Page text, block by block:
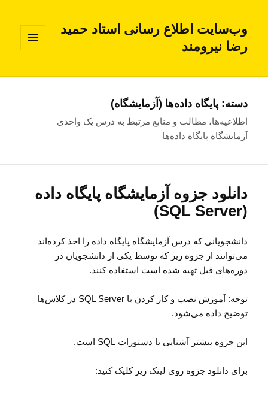
وب‌سایت اطلاع رسانی استاد حمید
رضا نیرومند
دسته:پایگاه داده‌ها (آزمایشگاه)
اطلاعیه‌ها، مطالب و منابع مرتبط به درس یک واحدی
آزمایشگاه پایگاه داده‌ها
دانلود جزوه آزمایشگاه پایگاه داده
(SQL Server)
دانشجویانی که درس آزمایشگاه پایگاه داده را اخذ کرده‌اند
می‌توانند از جزوه زیر که توسط یکی از دانشجویان در
دوره‌های قبل تهیه شده است استفاده کنند.
توجه: آموزش نصب و کار کردن با SQL Server در کلاس‌ها
توضیح داده می‌شود.
این جزوه بیشتر آشنایی با دستورات SQL است.
برای دانلود جزوه روی لینک زیر کلیک کنید: